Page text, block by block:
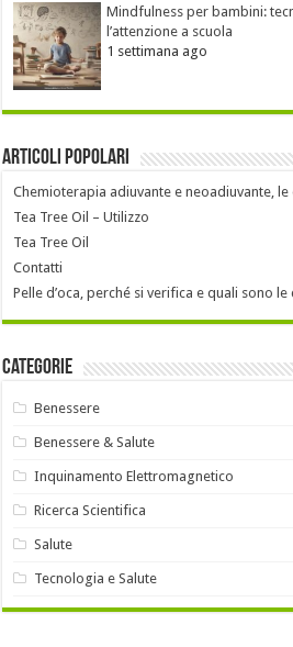
Mindfulness per bambini:
l’attenzione a scuola
1 settimana ago
Articoli popolari
Chemioterapia adiuvante e neoadiuvante,
Tea Tree Oil – Utilizzo
Tea Tree Oil
Contatti
Pelle d’oca, perché si verifica e quali sono le
Categorie
Benessere
Benessere & Salute
Inquinamento Elettromagnetico
Ricerca Scientifica
Salute
Tecnologia e Salute